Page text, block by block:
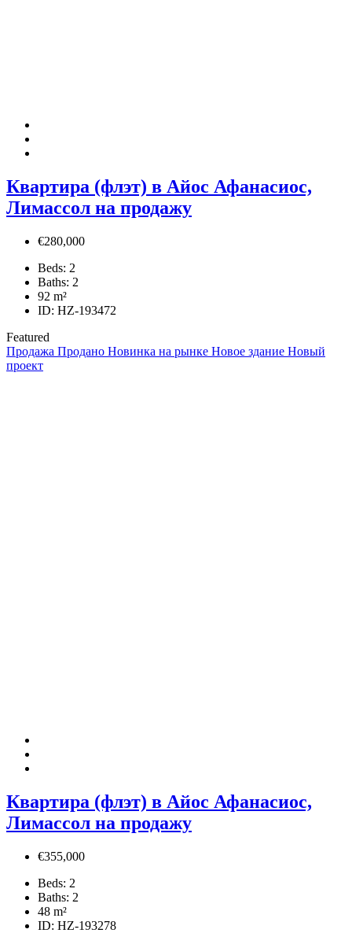
Квартира (флэт) в Айос Афанасиос,
Лимассол на продажу
€280,000
Beds: 2
Baths: 2
92 m²
ID: HZ-193472
Featured
Продажа Продано Новинка на рынке Новое здание Новый
проект
Квартира (флэт) в Айос Афанасиос,
Лимассол на продажу
€355,000
Beds: 2
Baths: 2
48 m²
ID: HZ-193278